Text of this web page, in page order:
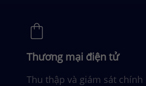
Thương mại điện tử
Thu thập và giám sát